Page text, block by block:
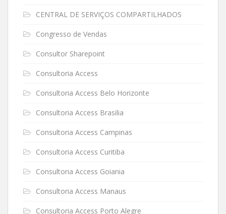
CENTRAL DE SERVIÇOS COMPARTILHADOS
Congresso de Vendas
Consultor Sharepoint
Consultoria Access
Consultoria Access Belo Horizonte
Consultoria Access Brasilia
Consultoria Access Campinas
Consultoria Access Curitiba
Consultoria Access Goiania
Consultoria Access Manaus
Consultoria Access Porto Alegre